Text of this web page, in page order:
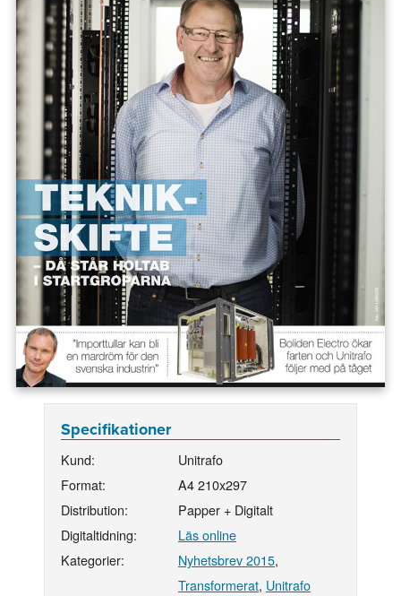
Specifikationer
Kund:
Unitrafo
Format:
A4 210x297
Distribution:
Papper + Digitalt
Digitaltidning:
Läs online
Kategorier:
Nyhetsbrev 2015,
Transformerat, Unitrafo